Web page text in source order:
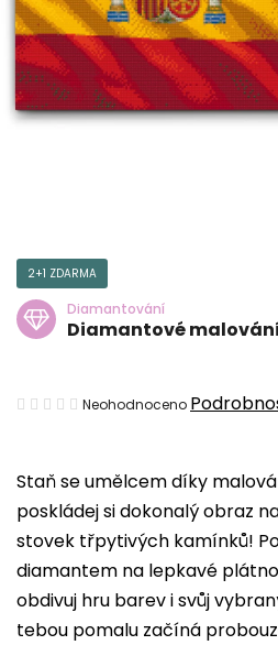
Staň se umělcem díky
poskládej si dokonalý obraz
stovek třpytivých kamínků!
diamantem na lepkavé
obdivuj hru barev i svůj
tebou pomalu začíná
2+1 ZDARMA
Diamantování
Diamantové
Průměrné
je
0,0
z
5
hvězdiček.
Neohodnoceno